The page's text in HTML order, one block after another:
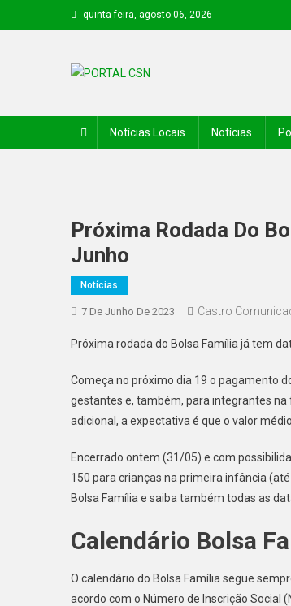
quinta-feira, agosto 06, 2026
Notícias Locais Notícias
Próxima Rodada Do
Junho
Notícias
7 De Junho De 2023 Castro
Próxima rodada do Bolsa Família já tem
Começa no próximo dia 19 o pagamento
gestantes e, também, para integrantes na
adicional, a expectativa é que o valor
Encerrado ontem (31/05) e com
150 para crianças na primeira infância
Bolsa Família e saiba também todas as
Calendário Bolsa
O calendário do Bolsa Família segue
acordo com o Número de Inscrição Social